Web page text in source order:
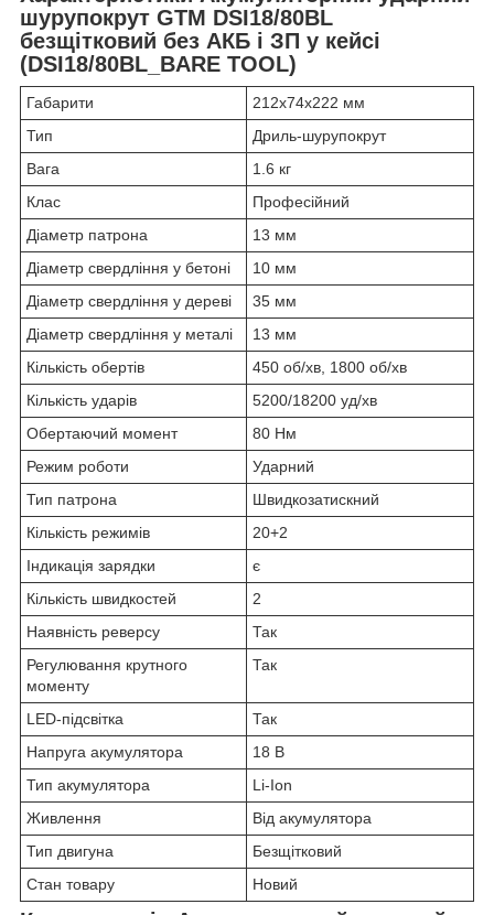
шурупокрут GTM DSI18/80BL
безщітковий без АКБ і ЗП у кейсі
(DSI18/80BL_BARE TOOL)
Габарити
212x74x222 мм
Тип
Дриль-шурупокрут
Вага
1.6 кг
Клас
Професійний
Діаметр патрона
13 мм
Діаметр свердління у бетоні
10 мм
Діаметр свердління у дереві
35 мм
Діаметр свердління у металі
13 мм
Кількість обертів
450 об/хв, 1800 об/хв
Кількість ударів
5200/18200 уд/хв
Обертаючий момент
80 Нм
Режим роботи
Ударний
Тип патрона
Швидкозатискний
Кількість режимів
20+2
Індикація зарядки
є
Кількість швидкостей
2
Наявність реверсу
Так
Регулювання крутного
моменту
Так
LED-підсвітка
Так
Напруга акумулятора
18 В
Тип акумулятора
Li-Ion
Живлення
Від акумулятора
Тип двигуна
Безщітковий
Стан товару
Новий